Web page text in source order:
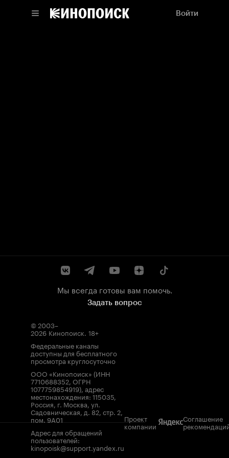
Войти
Мы всегда готовы вам помочь.
Задать вопрос
© 2003–
2026 Кинопоиск. 18+
Федеральные каналы
доступны для бесплатного
просмотра круглосуточно
ООО «Кинопоиск» (ИНН
7710688352, ОГРН
1077759854919), адрес
местонахождения: 115035,
Россия, г. Москва, ул.
Садовническая, д. 82, стр. 2,
пом. 9А01
Адрес для обращений
пользователей:
kinopoisk@support.yandex.ru
Проект
компании
Соглашение